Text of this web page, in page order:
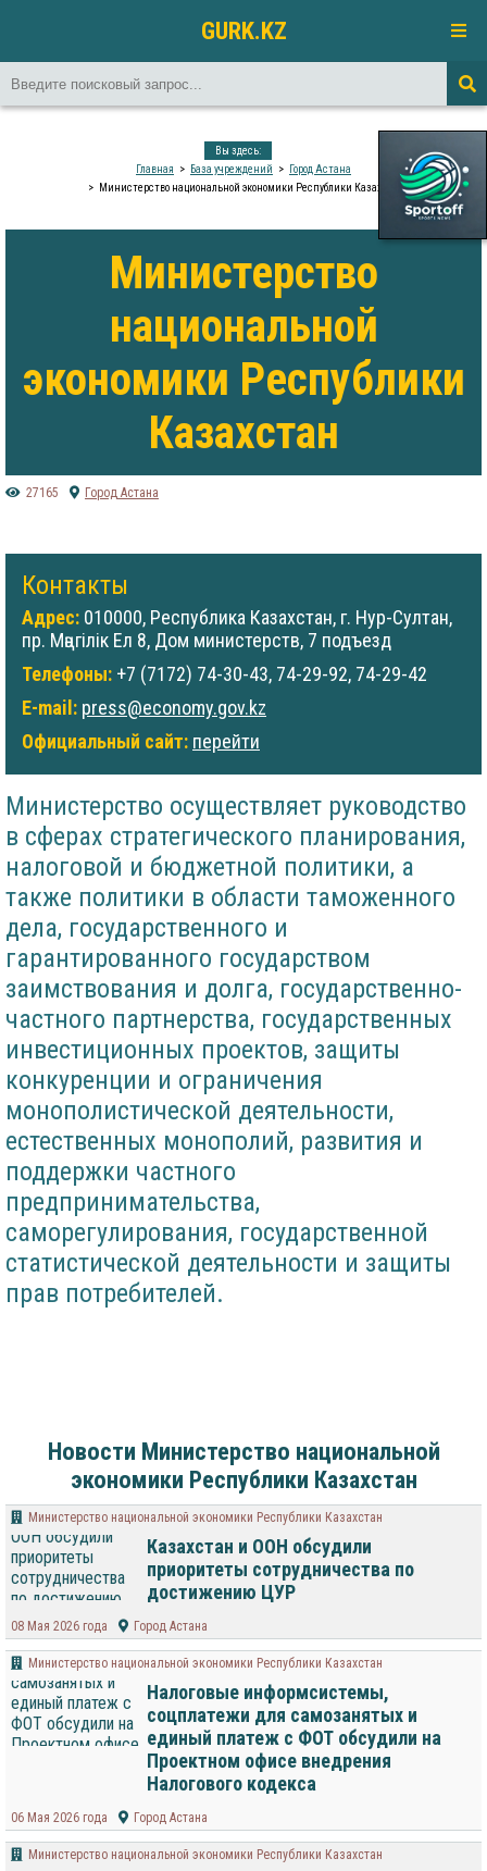
GURK.KZ
Вы здесь:
Главная
База учреждений
Город Астана
Министерство национальной экономики Республики Казахстан
Министерство
национальной
экономики Республики
Казахстан
27165 Город Астана
Контакты
Адрес: 010000, Республика Казахстан, г. Нур-Султан,
пр. Мәңгілік Ел 8, Дом министерств, 7 подъезд
Телефоны: +7 (7172) 74-30-43, 74-29-92, 74-29-42
E-mail: press@economy.gov.kz
Официальный сайт: перейти
Министерство осуществляет руководство
в сферах стратегического планирования,
налоговой и бюджетной политики, а
также политики в области таможенного
дела, государственного и
гарантированного государством
заимствования и долга, государственно-
частного партнерства, государственных
инвестиционных проектов, защиты
конкуренции и ограничения
монополистической деятельности,
естественных монополий, развития и
поддержки частного
предпринимательства,
саморегулирования, государственной
статистической деятельности и защиты
прав потребителей.
Новости Министерство национальной
экономики Республики Казахстан
Министерство национальной экономики Республики Казахстан
Казахстан и ООН обсудили
приоритеты сотрудничества по
достижению ЦУР
08 Мая 2026 года Город Астана
Министерство национальной экономики Республики Казахстан
Налоговые информсистемы,
соцплатежи для самозанятых и
единый платеж с ФОТ обсудили на
Проектном офисе внедрения
Налогового кодекса
06 Мая 2026 года Город Астана
Министерство национальной экономики Республики Казахстан